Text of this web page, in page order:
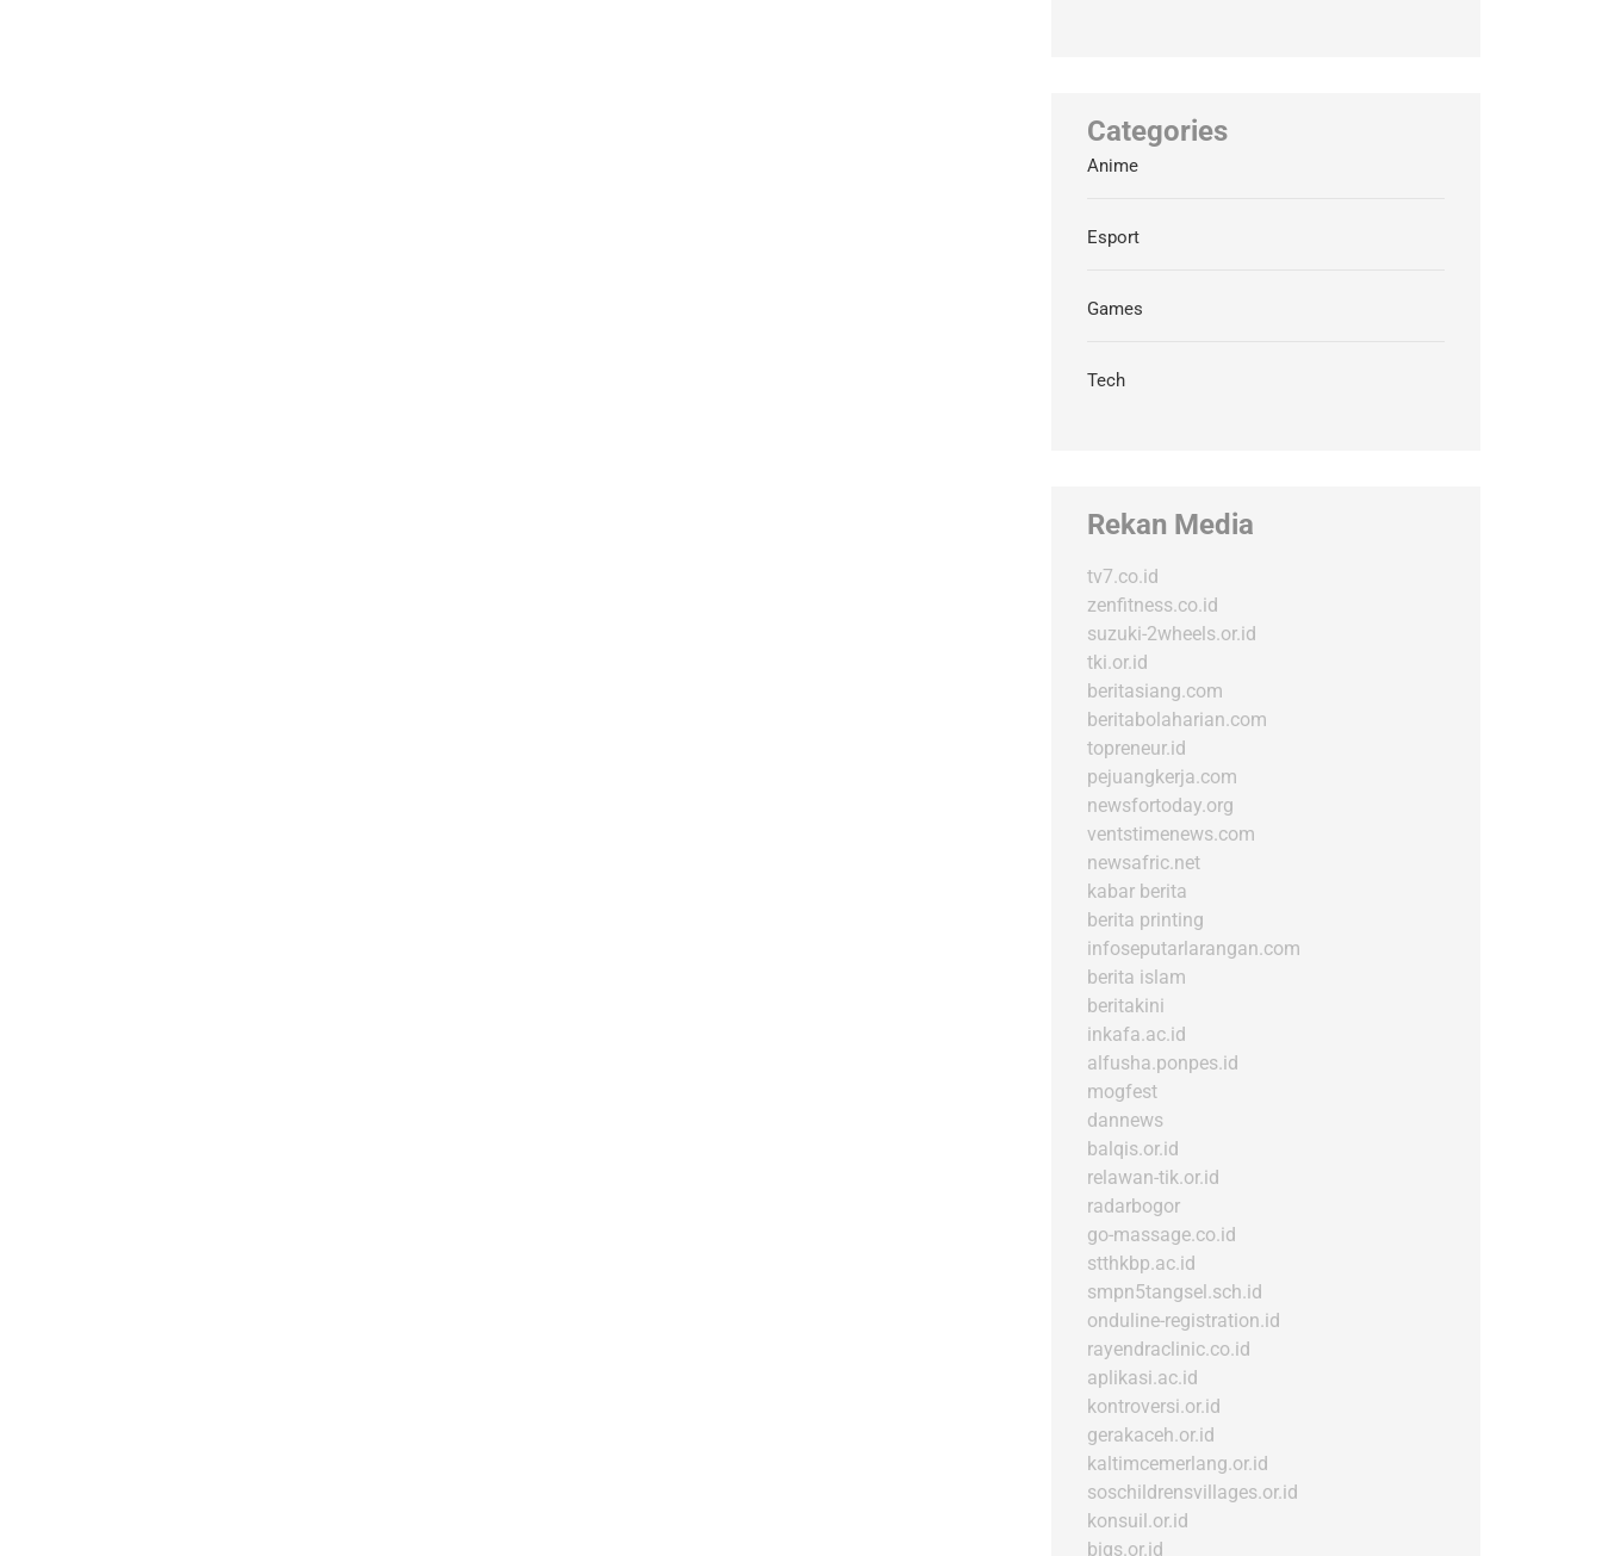
Categories
Anime
Esport
Games
Tech
Rekan Media
tv7.co.id
zenfitness.co.id
suzuki-2wheels.or.id
tki.or.id
beritasiang.com
beritabolaharian.com
topreneur.id
pejuangkerja.com
newsfortoday.org
ventstimenews.com
newsafric.net
kabar berita
berita printing
infoseputarlarangan.com
berita islam
beritakini
inkafa.ac.id
alfusha.ponpes.id
mogfest
dannews
balqis.or.id
relawan-tik.or.id
radarbogor
go-massage.co.id
stthkbp.ac.id
smpn5tangsel.sch.id
onduline-registration.id
rayendraclinic.co.id
aplikasi.ac.id
kontroversi.or.id
gerakaceh.or.id
kaltimcemerlang.or.id
soschildrensvillages.or.id
konsuil.or.id
bigs.or.id